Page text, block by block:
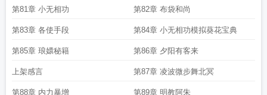
吧
第81章 小无相功 第82章 布袋和尚
第83章 各使手段 第84章 小无相功模拟葵花宝典
第85章 琅嬛秘籍 第86章 夕阳有客来
上架感言 第87章 凌波微步舞北冥
第88章 内力暴增 第89章 明教阿朱